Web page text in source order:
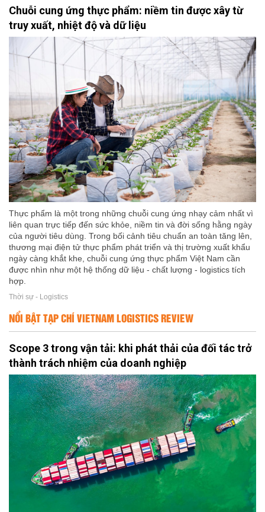
Chuỗi cung ứng thực phẩm: niềm tin được xây từ
truy xuất, nhiệt độ và dữ liệu
Thực phẩm là một trong những chuỗi cung ứng nhạy cảm nhất vì
liên quan trực tiếp đến sức khỏe, niềm tin và đời sống hằng ngày
của người tiêu dùng. Trong bối cảnh tiêu chuẩn an toàn tăng lên,
thương mại điện tử thực phẩm phát triển và thị trường xuất khẩu
ngày càng khắt khe, chuỗi cung ứng thực phẩm Việt Nam cần
được nhìn như một hệ thống dữ liệu - chất lượng - logistics tích
hợp.
Thời sự - Logistics
NỔI BẬT TẠP CHÍ VIETNAM LOGISTICS REVIEW
Scope 3 trong vận tải: khi phát thải của đối tác trở
thành trách nhiệm của doanh nghiệp